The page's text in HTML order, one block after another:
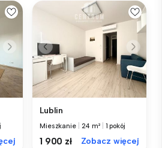
Lublin
Mieszkanie 24 m² 1 pokój
1 900 zł Zobacz więcej